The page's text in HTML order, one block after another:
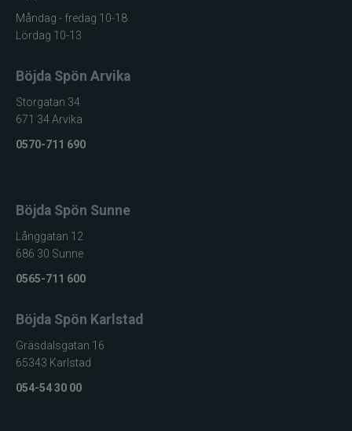
Måndag - fredag 10-18
Lördag 10-13
Böjda Spön Arvika
Storgatan 34
671 34 Arvika
0570-711 690
Böjda Spön Sunne
Långgatan 12
686 30 Sunne
0565-711 600
Böjda Spön Karlstad
Gräsdalsgatan 16
65343 Karlstad
054-54 30 00